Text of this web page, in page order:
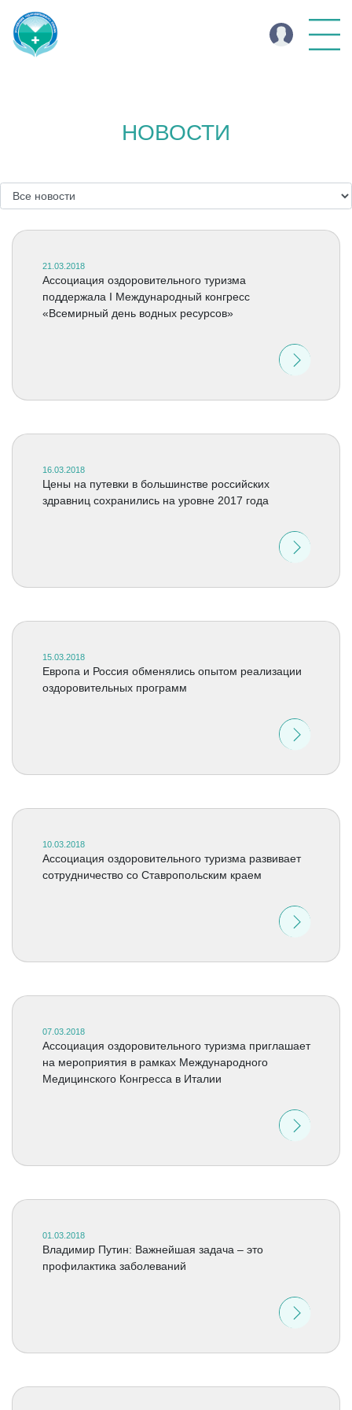
НОВОСТИ
21.03.2018
Ассоциация оздоровительного туризма
поддержала I Международный конгресс
«Всемирный день водных ресурсов»
16.03.2018
Цены на путевки в большинстве российских
здравниц сохранились на уровне 2017 года
15.03.2018
Европа и Россия обменялись опытом реализации
оздоровительных программ
10.03.2018
Ассоциация оздоровительного туризма развивает
сотрудничество со Ставропольским краем
07.03.2018
Ассоциация оздоровительного туризма приглашает
на мероприятия в рамках Международного
Медицинского Конгресса в Италии
01.03.2018
Владимир Путин: Важнейшая задача – это
профилактика заболеваний